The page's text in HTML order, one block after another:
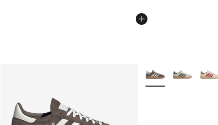
Plus de couleurs